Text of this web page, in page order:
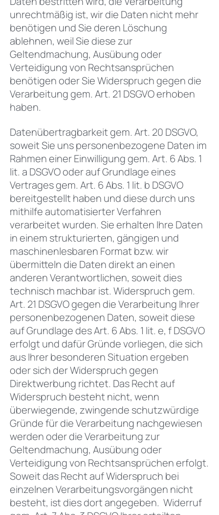
unrechtmäßig ist, wir die Daten nicht mehr
benötigen und Sie deren Löschung
ablehnen, weil Sie diese zur
Geltendmachung, Ausübung oder
Verteidigung von Rechtsansprüchen
benötigen oder Sie Widerspruch gegen die
Verarbeitung gem. Art. 21 DSGVO erhoben
haben.
Datenübertragbarkeit gem. Art. 20 DSGVO,
soweit Sie uns personenbezogene Daten im
Rahmen einer Einwilligung gem. Art. 6 Abs. 1
lit. a DSGVO oder auf Grundlage eines
Vertrages gem. Art. 6 Abs. 1 lit. b DSGVO
bereitgestellt haben und diese durch uns
mithilfe automatisierter Verfahren
verarbeitet wurden. Sie erhalten Ihre Daten
in einem strukturierten, gängigen und
maschinenlesbaren Format bzw. wir
übermitteln die Daten direkt an einen
anderen Verantwortlichen, soweit dies
technisch machbar ist. Widerspruch gem.
Art. 21 DSGVO gegen die Verarbeitung Ihrer
personenbezogenen Daten, soweit diese
auf Grundlage des Art. 6 Abs. 1 lit. e, f DSGVO
erfolgt und dafür Gründe vorliegen, die sich
aus Ihrer besonderen Situation ergeben
oder sich der Widerspruch gegen
Direktwerbung richtet. Das Recht auf
Widerspruch besteht nicht, wenn
überwiegende, zwingende schutzwürdige
Gründe für die Verarbeitung nachgewiesen
werden oder die Verarbeitung zur
Geltendmachung, Ausübung oder
Verteidigung von Rechtsansprüchen erfolgt.
Soweit das Recht auf Widerspruch bei
einzelnen Verarbeitungsvorgängen nicht
besteht, ist dies dort angegeben. Widerruf